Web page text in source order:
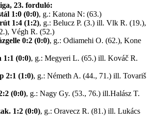
23. forduló:
1:0 (0:0), g.: Katona N: (63.)
1:4 (1:2), g.: Belucz P. (3.) ill. Vlk R. (19.),
Végh R. (52.)
0:2 (0:0), g.: Odiamehi O. (62.), Kone
1:1 (0:0), g.: Megyeri L. (65.) ill. Kováč R.
2:1 (1:0), g.: Németh A. (44., 71.) ill. Tovariš
(0:0), g.: Nagy Gy. (53., 76.) ill.Halász T.
1:2 (0:0), g.: Oravecz R. (81.) ill. Lukács